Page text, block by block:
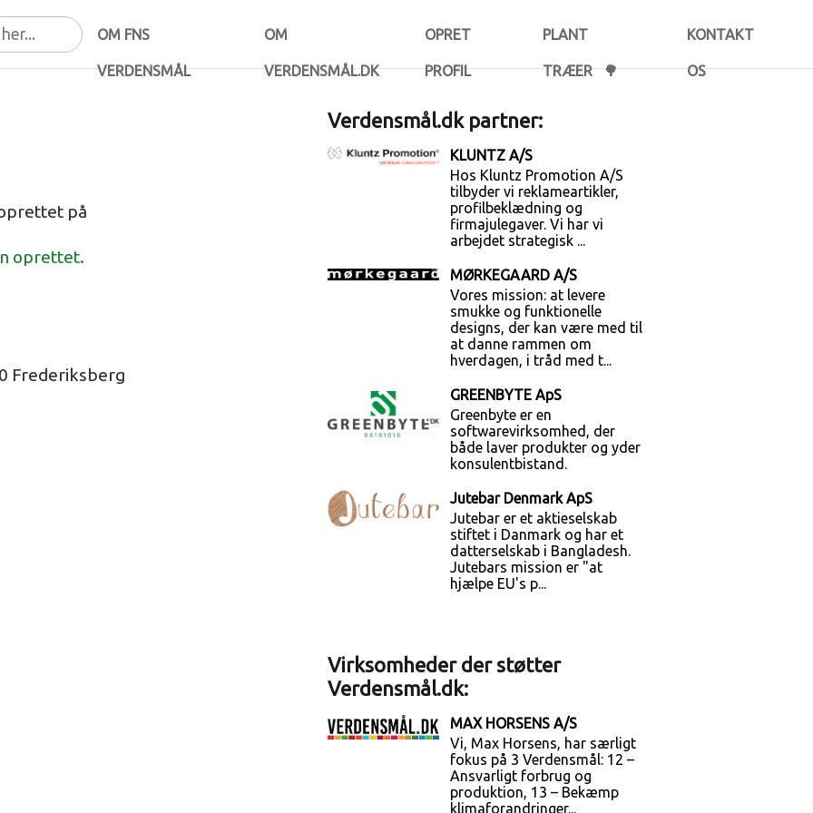
OM FNS
VERDENSMÅL
OM
VERDENSMÅL.DK
OPRET
PROFIL
PLANT
TRÆER 🌳
KONTAKT
OS
på
oprettet.
Frederiksberg
Verdensmål.dk partner:
KLUNTZ A/S
Hos Kluntz Promotion A/S
tilbyder vi reklameartikler,
profilbeklædning og
firmajulegaver. Vi har vi
arbejdet strategisk ...
MØRKEGAARD A/S
Vores mission: at levere
smukke og funktionelle
designs, der kan være med til
at danne rammen om
hverdagen, i tråd med t...
GREENBYTE ApS
Greenbyte er en
softwarevirksomhed, der
både laver produkter og yder
konsulentbistand.
Jutebar Denmark ApS
Jutebar er et aktieselskab
stiftet i Danmark og har et
datterselskab i Bangladesh.
Jutebars mission er "at
hjælpe EU's p...
Virksomheder der støtter
Verdensmål.dk:
MAX HORSENS A/S
Vi, Max Horsens, har særligt
fokus på 3 Verdensmål: 12 –
Ansvarligt forbrug og
produktion, 13 – Bekæmp
klimaforandringer...